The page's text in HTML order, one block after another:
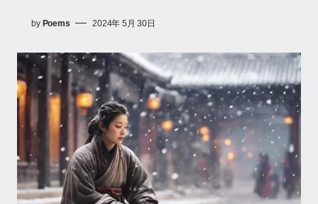
by Poems 2024年 5月 30日